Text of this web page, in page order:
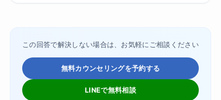
この回答で解決しない場合は、お気軽にご相談ください
無料カウンセリングを予約する
LINEで無料相談